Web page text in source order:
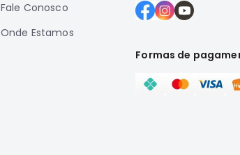
Fale Conosco
Onde Estamos
Formas de